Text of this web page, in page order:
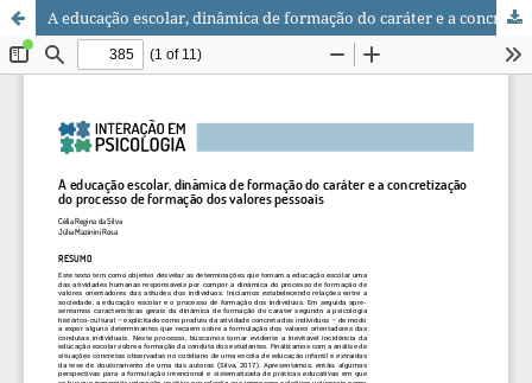
A educação escolar, dinâmica de formação do caráter e a concretização do processo de formação dos valores pessoais